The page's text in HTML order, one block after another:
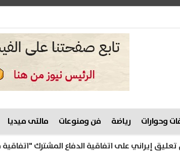
وحوارات رياضة فن ومنوعات مالتى ميديا
على اتفاقية الدفاع المشترك "اتفاقية مكة"